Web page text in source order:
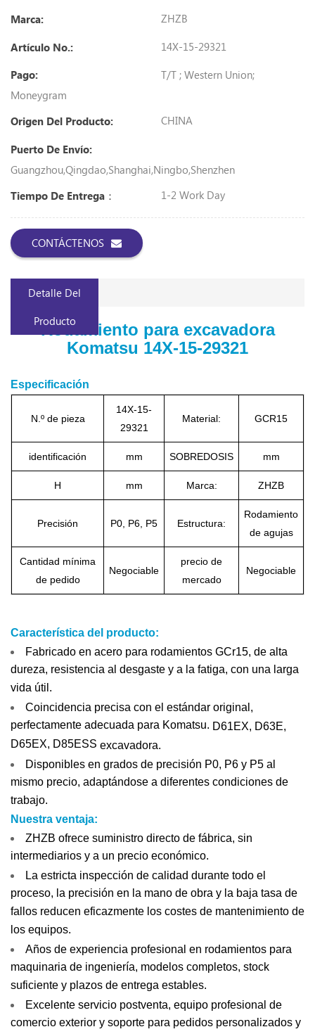
Marca: ZHZB
Artículo No.: 14X-15-29321
Pago:
T/T ; Western Union;
Moneygram
Origen Del Producto:
CHINA
Puerto De Envío:
Guangzhou,Qingdao,Shanghai,Ningbo,Shenzhen
Tiempo De Entrega：
1-2 Work Day
CONTÁCTENOS
Detalle Del
Producto
Rodamiento para excavadora
Komatsu 14X-15-29321
Especificación
N.º de pieza
14X-15-
29321
Material: GCR15
identificación mm SOBREDOSIS mm
H mm Marca: ZHZB
Precisión P0, P6, P5 Estructura:
Rodamiento
de agujas
Cantidad mínima
de pedido
Negociable
precio de
mercado
Negociable
Característica del producto:
Fabricado en acero para rodamientos GCr15, de alta
dureza, resistencia al desgaste y a la fatiga, con una larga
vida útil.
Coincidencia precisa con el estándar original,
perfectamente adecuada para Komatsu. D61EX, D63E,
D65EX, D85ESS excavadora.
Disponibles en grados de precisión P0, P6 y P5 al
mismo precio, adaptándose a diferentes condiciones de
trabajo.
Nuestra ventaja:
ZHZB ofrece suministro directo de fábrica, sin
intermediarios y a un precio económico.
La estricta inspección de calidad durante todo el
proceso, la precisión en la mano de obra y la baja tasa de
fallos reducen eficazmente los costes de mantenimiento de
los equipos.
Años de experiencia profesional en rodamientos para
maquinaria de ingeniería, modelos completos, stock
suficiente y plazos de entrega estables.
Excelente servicio postventa, equipo profesional de
comercio exterior y soporte para pedidos personalizados y